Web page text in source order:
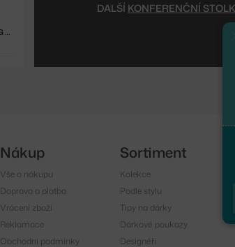
KONFERENČNÍ STOLEK CLING 70, LIGHT OAK
DALŠÍ KONFERENČNÍ
Nákup
Vše o nákupu
Doprava a platba
Vrácení zboží
Reklamace
Obchodní podmínky
Sortiment
Kolekce
Podle stylu
Tipy na dárky
Dárkové poukazy
Designéři